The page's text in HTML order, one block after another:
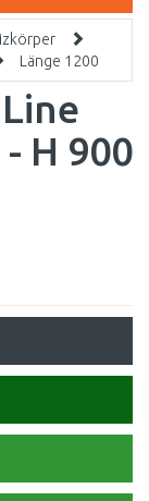
Länge 1200
H 900